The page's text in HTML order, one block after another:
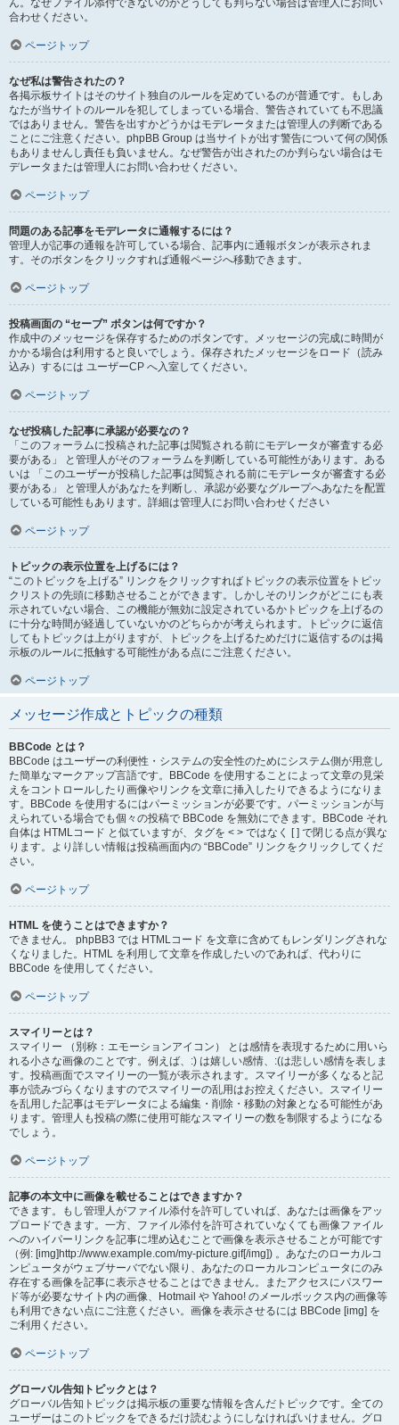
ん。なぜファイル添付できないのかどうしても判らない場合は管理人にお問い
合わせください。
ページトップ
なぜ私は警告されたの？
各掲示板サイトはそのサイト独自のルールを定めているのが普通です。もしあ
なたが当サイトのルールを犯してしまっている場合、警告されていても不思議
ではありません。警告を出すかどうかはモデレータまたは管理人の判断である
ことにご注意ください。phpBB Group は当サイトが出す警告について何の関係
もありませんし責任も負いません。なぜ警告が出されたのか判らない場合はモ
デレータまたは管理人にお問い合わせください。
ページトップ
問題のある記事をモデレータに通報するには？
管理人が記事の通報を許可している場合、記事内に通報ボタンが表示されま
す。そのボタンをクリックすれば通報ページへ移動できます。
ページトップ
投稿画面の “セーブ” ボタンは何ですか？
作成中のメッセージを保存するためのボタンです。メッセージの完成に時間が
かかる場合は利用すると良いでしょう。保存されたメッセージをロード（読み
込み）するには ユーザーCP へ入室してください。
ページトップ
なぜ投稿した記事に承認が必要なの？
「このフォーラムに投稿された記事は閲覧される前にモデレータが審査する必
要がある」 と管理人がそのフォーラムを判断している可能性があります。ある
いは 「このユーザーが投稿した記事は閲覧される前にモデレータが審査する必
要がある」 と管理人があなたを判断し、承認が必要なグループへあなたを配置
している可能性もあります。詳細は管理人にお問い合わせください
ページトップ
トピックの表示位置を上げるには？
“このトピックを上げる” リンクをクリックすればトピックの表示位置をトピッ
クリストの先頭に移動させることができます。しかしそのリンクがどこにも表
示されていない場合、この機能が無効に設定されているかトピックを上げるの
に十分な時間が経過していないかのどちらかが考えられます。トピックに返信
してもトピックは上がりますが、トピックを上げるためだけに返信するのは掲
示板のルールに抵触する可能性がある点にご注意ください。
ページトップ
メッセージ作成とトピックの種類
BBCode とは？
BBCode はユーザーの利便性・システムの安全性のためにシステム側が用意し
た簡単なマークアップ言語です。BBCode を使用することによって文章の見栄
えをコントロールしたり画像やリンクを文章に挿入したりできるようになりま
す。BBCode を使用するにはパーミッションが必要です。パーミッションが与
えられている場合でも個々の投稿で BBCode を無効にできます。BBCode それ
自体は HTMLコード と似ていますが、タグを < > ではなく [ ] で閉じる点が異な
ります。より詳しい情報は投稿画面内の “BBCode” リンクをクリックしてくだ
さい。
ページトップ
HTML を使うことはできますか？
できません。 phpBB3 では HTMLコード を文章に含めてもレンダリングされな
くなりました。HTML を利用して文章を作成したいのであれば、代わりに
BBCode を使用してください。
ページトップ
スマイリーとは？
スマイリー （別称：エモーションアイコン） とは感情を表現するために用いら
れる小さな画像のことです。例えば、:) は嬉しい感情、:(は悲しい感情を表しま
す。投稿画面でスマイリーの一覧が表示されます。スマイリーが多くなると記
事が読みづらくなりますのでスマイリーの乱用はお控えください。スマイリー
を乱用した記事はモデレータによる編集・削除・移動の対象となる可能性があ
ります。管理人も投稿の際に使用可能なスマイリーの数を制限するようになる
でしょう。
ページトップ
記事の本文中に画像を載せることはできますか？
できます。もし管理人がファイル添付を許可していれば、あなたは画像をアッ
プロードできます。一方、ファイル添付を許可されていなくても画像ファイル
へのハイパーリンクを記事に埋め込むことで画像を表示させることが可能です
（例: [img]http://www.example.com/my-picture.gif[/img]) 。あなたのローカルコ
ンピュータがウェブサーバでない限り、あなたのローカルコンピュータにのみ
存在する画像を記事に表示させることはできません。またアクセスにパスワー
ド等が必要なサイト内の画像、Hotmail や Yahoo! のメールボックス内の画像等
も利用できない点にご注意ください。画像を表示させるには BBCode [img] を
ご利用ください。
ページトップ
グローバル告知トピックとは？
グローバル告知トピックは掲示板の重要な情報を含んだトピックです。全ての
ユーザーはこのトピックをできるだけ読むようにしなければいけません。グロ